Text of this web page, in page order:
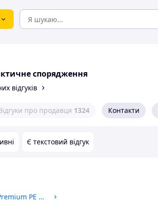
спорядження
відгуків
про продавця 1324 Контакти
Є текстовий відгук
Балістичний шолом Fast Premium PE 3A з навушниками Earmor M31 кріпленнями та ліхтариком олива мультикам піксель